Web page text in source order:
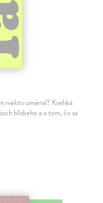
niekto umieral? Krehká
blízkeho a o tom, čo sa